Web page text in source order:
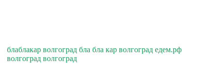
блаблакар волгоград бла бла кар волгоград едем.рф
волгоград волгоград